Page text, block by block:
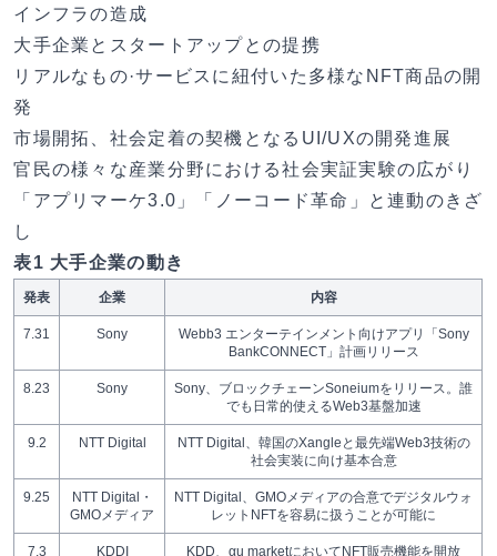
インフラの造成
大手企業とスタートアップとの提携
リアルなもの·サービスに紐付いた多様なNFT商品の開
発
市場開拓、社会定着の契機となるUI/UXの開発進展
官民の様々な産業分野における社会実証実験の広がり
「アプリマーケ3.0」「ノーコード革命」と連動のきざ
し
表1 ⼤⼿企業の動き
発表 企業 内容
7.31 Sony
Webb3 エンターテインメント向けアプリ「Sony
BankCONNECT」計画リリース
8.23 Sony
Sony、ブロックチェーンSoneiumをリリース。誰
でも⽇常的使えるWeb3基盤加速
9.2 NTT Digital
NTT Digital、韓国のXangleと最先端Web3技術の
社会実装に向け基本合意
9.25
NTT Digital・
GMOメディア
NTT Digital、GMOメディアの合意でデジタルウォ
レットNFTを容易に扱うことが可能に
7.3 KDDI KDD、αu marketにおいてNFT販売機能を開放